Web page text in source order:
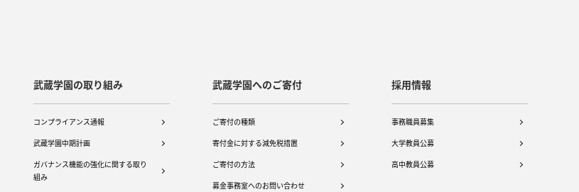
武蔵学園の取り組み
コンプライアンス通報
武蔵学園中期計画
ガバナンス機能の強化に関する取り
組み
武蔵学園へのご寄付
ご寄付の種類
寄付金に対する減免税措置
ご寄付の方法
募金事務室へのお問い合わせ
採用情報
事務職員募集
大学教員公募
高中教員公募